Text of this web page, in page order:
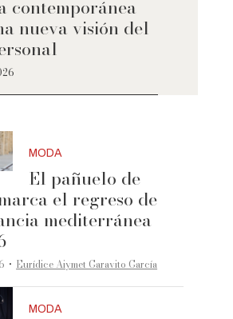
contemporánea
nueva visión del
MODA
El pañuelo de
el regreso de
mediterránea
·Eurídice Aiymet Garavito García
MODA